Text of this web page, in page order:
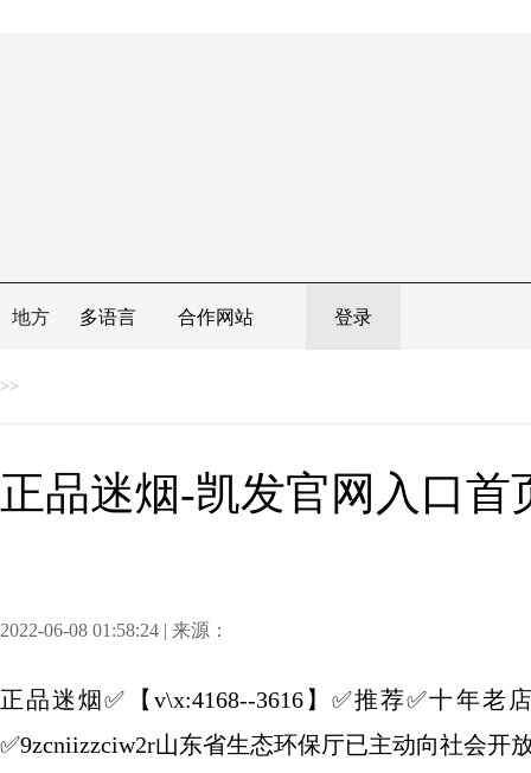
地方 多语言 合作网站 登录
>>
正品迷烟-凯发官网入口首
2022-06-08 01:58:24 | 来源：
正品迷烟✅【v\x:4168--3616】✅推荐✅十年
✅9zcniizzciw2r山东省生态环保厅已主动向社会开